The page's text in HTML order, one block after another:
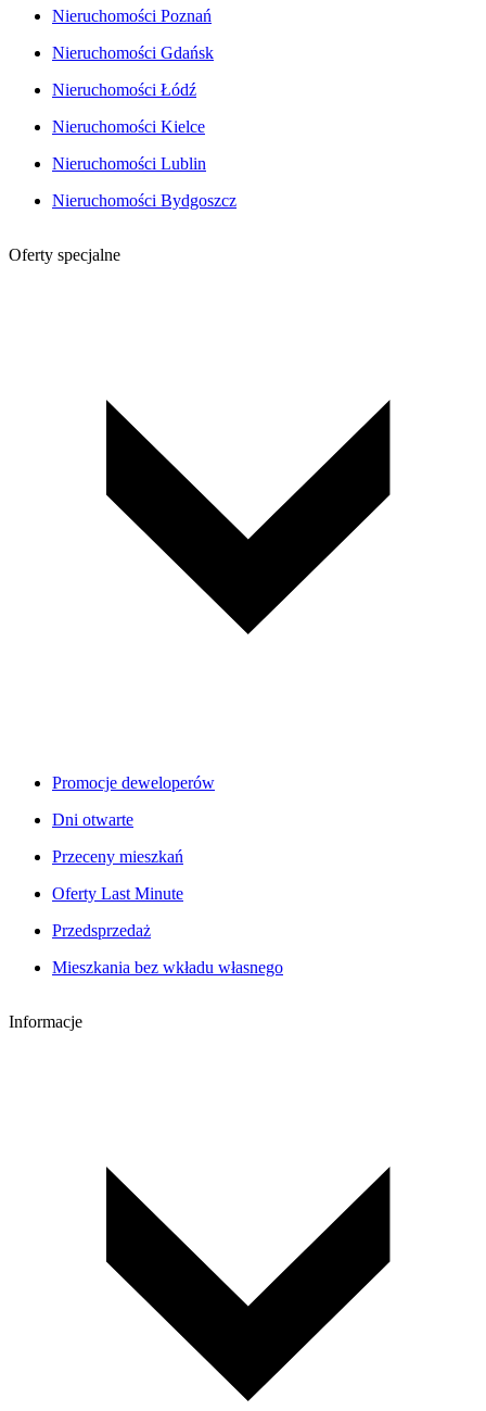
Nieruchomości Poznań
Nieruchomości Gdańsk
Nieruchomości Łódź
Nieruchomości Kielce
Nieruchomości Lublin
Nieruchomości Bydgoszcz
Oferty specjalne
Promocje deweloperów
Dni otwarte
Przeceny mieszkań
Oferty Last Minute
Przedsprzedaż
Mieszkania bez wkładu własnego
Informacje